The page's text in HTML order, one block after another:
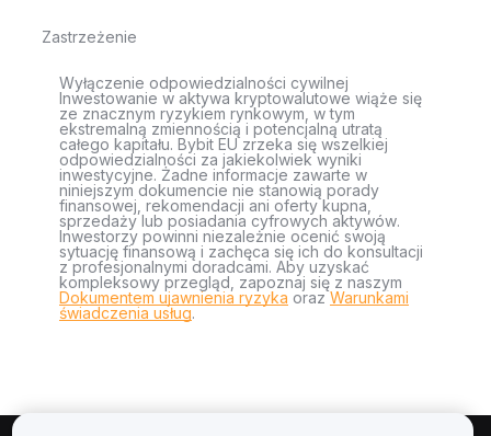
Zastrzeżenie
Wyłączenie odpowiedzialności cywilnej
Inwestowanie w aktywa kryptowalutowe wiąże się
ze znacznym ryzykiem rynkowym, w tym
ekstremalną zmiennością i potencjalną utratą
całego kapitału. Bybit EU zrzeka się wszelkiej
odpowiedzialności za jakiekolwiek wyniki
inwestycyjne. Żadne informacje zawarte w
niniejszym dokumencie nie stanowią porady
finansowej, rekomendacji ani oferty kupna,
sprzedaży lub posiadania cyfrowych aktywów.
Inwestorzy powinni niezależnie ocenić swoją
sytuację finansową i zachęca się ich do konsultacji
z profesjonalnymi doradcami. Aby uzyskać
kompleksowy przegląd, zapoznaj się z naszym
Dokumentem ujawnienia ryzyka orazWarunkami
świadczenia usług.